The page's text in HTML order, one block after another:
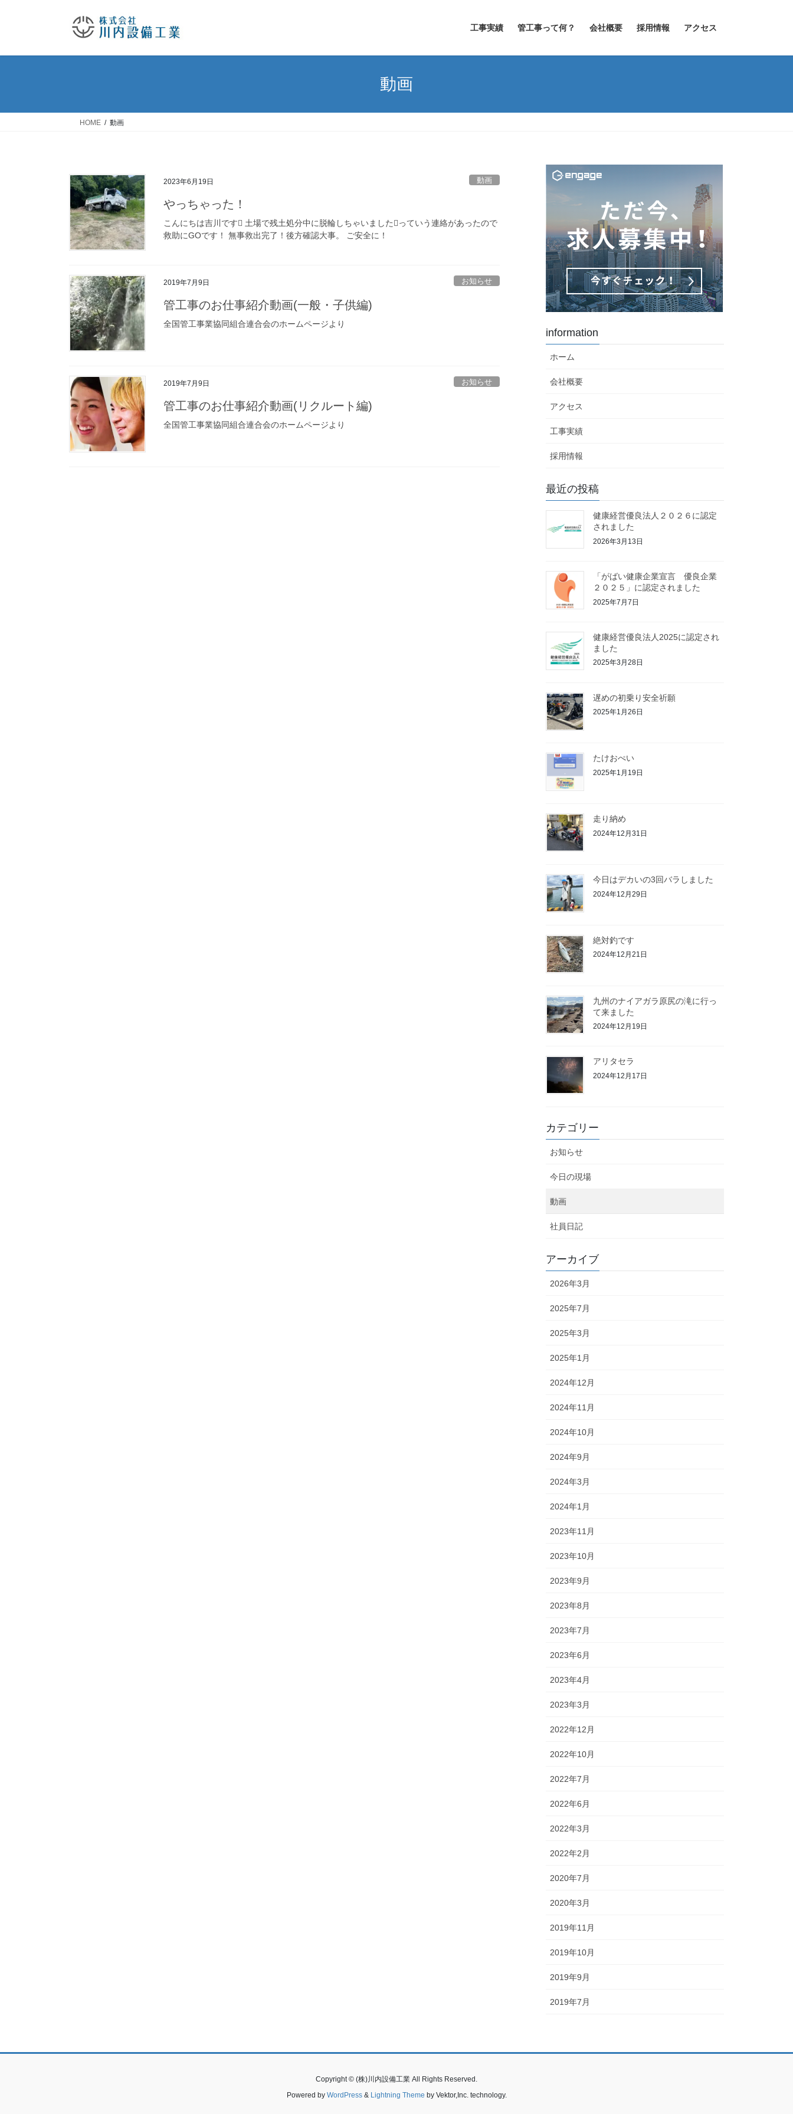
工事実績 管工事って何？ 会社概要 採用情報 アクセス
動画
HOME 動画
2023年6月19日 動画
やっちゃった！
こんにちは吉川です 土場で残土処分中に脱輪しちゃいましたっていう連絡があったので
救助にGOです！ 無事救出完了！後方確認大事。 ご安全に！
2019年7月9日 お知らせ
管工事のお仕事紹介動画(一般・子供編)
全国管工事業協同組合連合会のホームページより
2019年7月9日 お知らせ
管工事のお仕事紹介動画(リクルート編)
全国管工事業協同組合連合会のホームページより
information
ホーム
会社概要
アクセス
工事実績
採用情報
最近の投稿
健康経営優良法人２０２６に認定
されました
2026年3月13日
「がばい健康企業宣言 優良企業
２０２５」に認定されました
2025年7月7日
健康経営優良法人2025に認定され
ました
2025年3月28日
遅めの初乗り安全祈願
2025年1月26日
たけおぺい
2025年1月19日
走り納め
2024年12月31日
今日はデカいの3回バラしました
2024年12月29日
絶対釣です
2024年12月21日
九州のナイアガラ原尻の滝に行っ
て来ました
2024年12月19日
アリタセラ
2024年12月17日
カテゴリー
お知らせ
今日の現場
動画
社員日記
アーカイブ
2026年3月
2025年7月
2025年3月
2025年1月
2024年12月
2024年11月
2024年10月
2024年9月
2024年3月
2024年1月
2023年11月
2023年10月
2023年9月
2023年8月
2023年7月
2023年6月
2023年4月
2023年3月
2022年12月
2022年10月
2022年7月
2022年6月
2022年3月
2022年2月
2020年7月
2020年3月
2019年11月
2019年10月
2019年9月
2019年7月
Copyright © (株)川内設備工業 All Rights Reserved.
Powered by WordPress& Lightning Theme by Vektor,Inc. technology.